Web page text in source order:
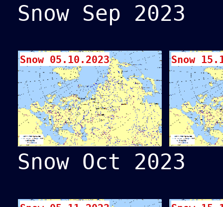
Snow Sep 2023
Snow 05.10.2023 Snow
Snow Oct 2023